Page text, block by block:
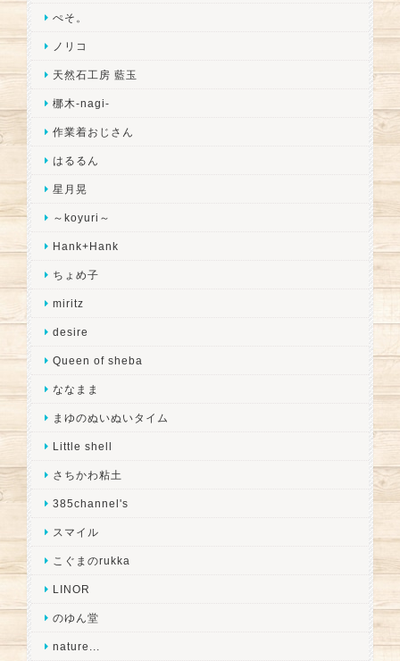
ぺそ。
ノリコ
天然石工房 藍玉
梛木-nagi-
作業着おじさん
はるるん
星月晃
～koyuri～
Hank+Hank
ちょめ子
miritz
desire
Queen of sheba
ななまま
まゆのぬいぬいタイム
Little shell
さちかわ粘土
385channel's
スマイル
こぐまのrukka
LINOR
のゆん堂
nature...